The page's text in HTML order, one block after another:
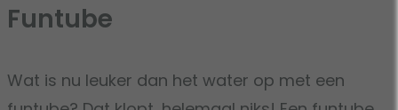
Funtube
Wat is nu leuker dan het water op met een